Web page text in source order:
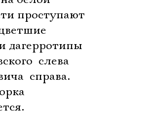
проступают
дагерротипы
 слева
 справа.